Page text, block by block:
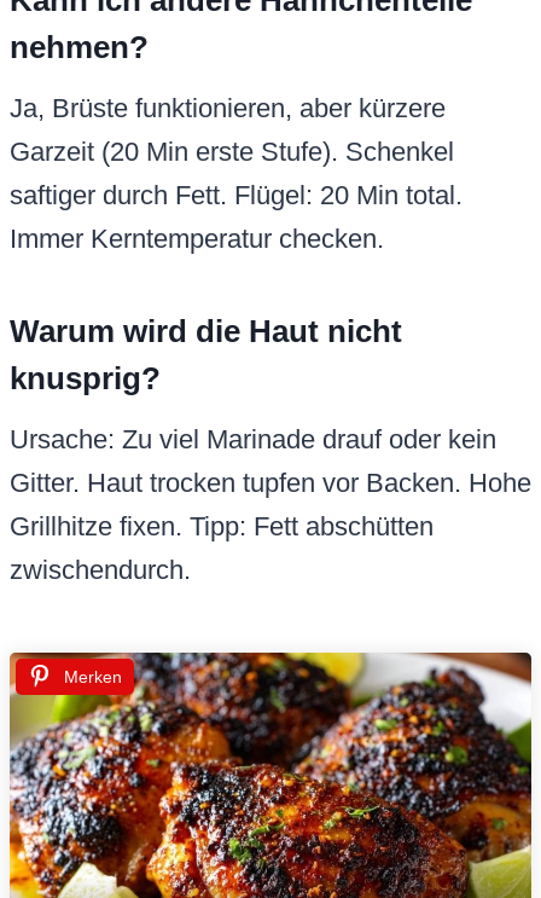
nehmen?
Ja, Brüste funktionieren, aber kürzere
Garzeit (20 Min erste Stufe). Schenkel
saftiger durch Fett. Flügel: 20 Min total.
Immer Kerntemperatur checken.
Warum wird die Haut nicht
knusprig?
Ursache: Zu viel Marinade drauf oder kein
Gitter. Haut trocken tupfen vor Backen. Hohe
Grillhitze fixen. Tipp: Fett abschütten
zwischendurch.
Merken